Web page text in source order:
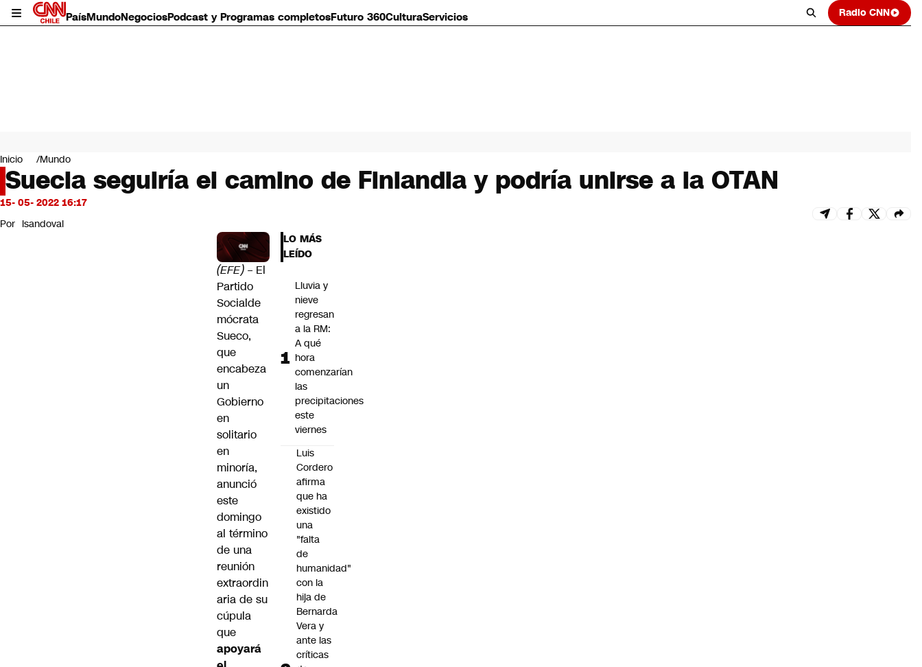
PaísMundoNegociosPodcast y Programas completosFuturo 360CulturaServicios Radio CNN
Mundo
Negocios
Deportes
Programas completos
Servicios
Inicio Mundo
Suecia seguiría el camino de Finlandia y podría unirse a la OTAN
15- 05- 2022 16:17
Por lsandoval
(EFE) – El
Partido
Socialde
mócrata
Sueco,
que
encabeza
un
Gobierno
en
solitario
en
minoría,
anunció
este
domingo
al término
de una
reunión
extraordin
aria de su
cúpula
que
apoyará
LO MÁS
LEÍDO
Lluvia y
nieve
regresan
a la RM:
A qué
hora
comenzarían
las
precipitaciones
este
viernes
Luis
Cordero
afirma
que ha
existido
una
"falta
de
humanidad"
con la
hija de
Bernarda
Vera y
ante las
críticas